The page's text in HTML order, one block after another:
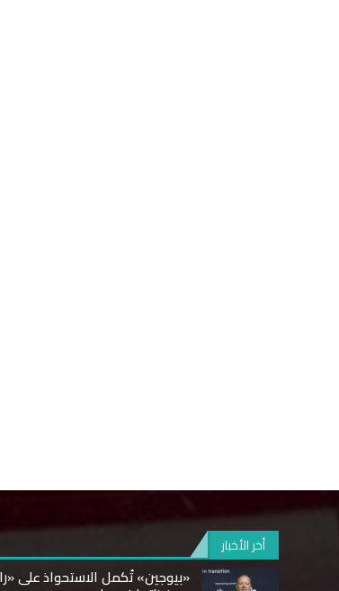
أخر الأخبار
«بيوجين» تُكمل الاستحواذ على